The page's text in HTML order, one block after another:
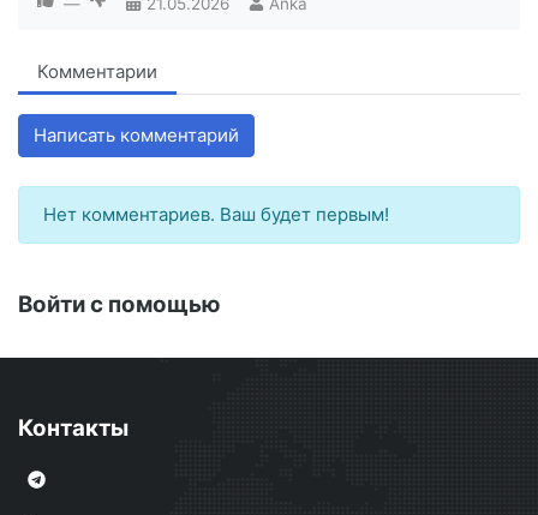
Комментарии
Написать комментарий
Нет комментариев. Ваш будет первым!
Войти с помощью
Контакты